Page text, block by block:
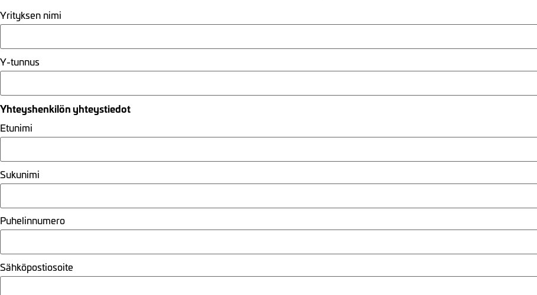
Yrityksen nimi
Y-tunnus
Yhteyshenkilön yhteystiedot
Etunimi
Sukunimi
Puhelinnumero
Sähköpostiosoite